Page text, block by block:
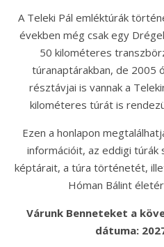
A Teleki Pál emléktúrák
években még csak egy
50 kilométeres
túranaptárakban, de 2005
résztávjai is vannak a
kilométeres túrát is
Ezen a honlapon
információit, az eddigi
képtárait, a túra történetét,
Hóman Bálint
Várunk Benneteket a
dátuma: